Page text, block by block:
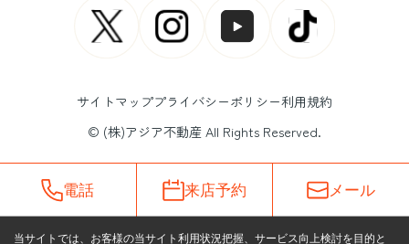
サイトマッププライバシーポリシー利用規約
© (株)アジア不動産 All Rights Reserved.
電話 来店予約 メール
当サイトでは、お客様の当サイト利用状況把握、サービス向上検討を目的と